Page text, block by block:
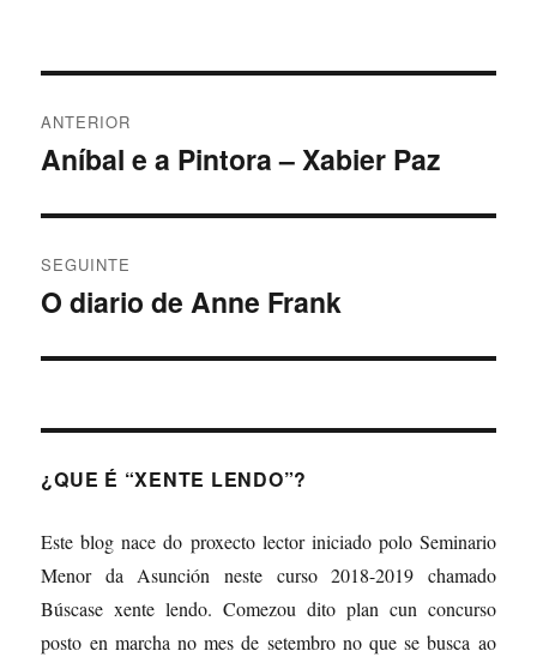
de
ANTERIOR
Artigo
Aníbal e a Pintora – Xabier Paz
SEGUINTE
Artigo
O diario de Anne Frank
¿QUE É “XENTE LENDO”?
Este blog nace do proxecto lector iniciado polo Seminario
Menor da Asunción neste curso 2018-2019 chamado
Búscase xente lendo. Comezou dito plan cun concurso
posto en marcha no mes de setembro no que se busca ao